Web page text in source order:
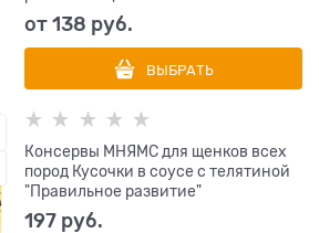
от138 руб.
ВЫБРАТЬ
Консервы МНЯМС для щенков всех
пород Кусочки в соусе с телятиной
"Правильное развитие"
197 руб.